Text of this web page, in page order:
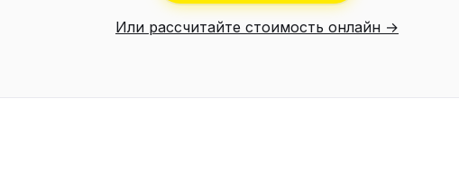
Или рассчитайте стоимость онлайн →